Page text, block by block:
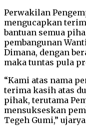
Perwakilan
mengucapkan
bantuan semua
pembangunan
Dimana, dengan
maka tuntas pula
“Kami atas nama
terima kasih atas
pihak, terutama
mensukseskan
Tegeh Gumi,”